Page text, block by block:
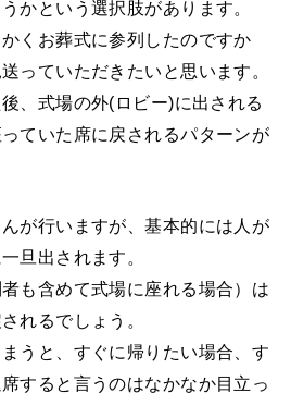
かという選択肢があります。
くお葬式に参列したのですか
っていただきたいと思います。
、式場の外(ロビー)に出される
ていた席に戻されるパターンが
が行いますが、基本的には人が
旦出されます。
も含めて式場に座れる場合）は
れるでしょう。
うと、すぐに帰りたい場合、す
すると言うのはなかなか目立っ